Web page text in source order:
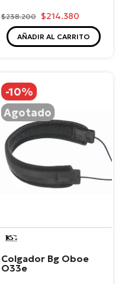
$238.200 $214.380
AÑADIR AL CARRITO
-10%
Agotado
Colgador Bg Oboe
O33e